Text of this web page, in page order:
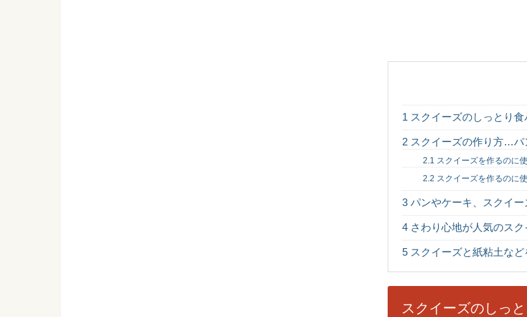
1 スクイーズのしっとり
2 スクイーズの作り方…パ
2.1 スクイーズを作るのに
2.2 スクイーズを作るのに
3 パンやケーキ、スクイ
4 さわり心地が人気のスク
5 スクイーズと紙粘土な
スクイーズのしっ